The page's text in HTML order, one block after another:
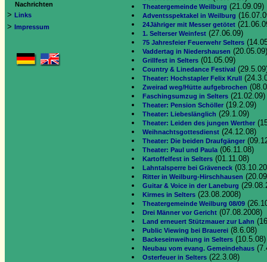
Nachrichten
> Links
> Impressum
Theatergemeinde Weilburg (21.09.09)
Adventsspektakel in Weilburg
24Jähriger mit Messer getötet
1. Selterser Weinfest (27.06.09)
75 Jahresfeier Feuerwehr Selters
Vaddertag in Niedershausen
Grillfest in Selters (01.05.09)
Country & Linedance Festival
Theater: Hochstapler Felix Krull
Zweirad weg/Hütte aufgebrochen
Faschingsumzug in Selters (21.02.09)
Theater: Pension Schöller (19.2.09)
Theater: Liebeslänglich (29.1.09)
Theater: Leiden des jungen Werther
Weihnachtsgottesdienst (24.12.08)
Theater: Die beiden Draufgänger
Theater: Paul und Paula(06.11.08)
Kartoffelfest in Selters (01.11.08)
Lahntalsperre bei Gräveneck
Ritter in Weilburg-Hirschhausen
Guitar & Voice in der Laneburg
Kirmes in Selters (23.08.2008)
Theatergemeinde Weilburg 08/09
Drei Männer vor Gericht (07.08.2008)
Land erneuert Stützmauer zur Lahn
Public Viewing bei Brauerei (8.6.08)
Backeseinweihung in Selters (10.5.08)
Neubau vom evang. Gemeindehaus
Osterfeuer in Selters (22.3.08)